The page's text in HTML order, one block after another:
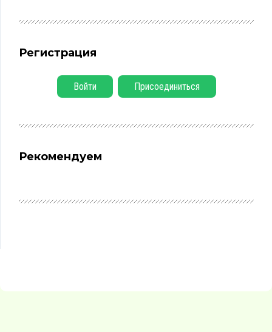
Регистрация
Войти Присоединиться
Рекомендуем